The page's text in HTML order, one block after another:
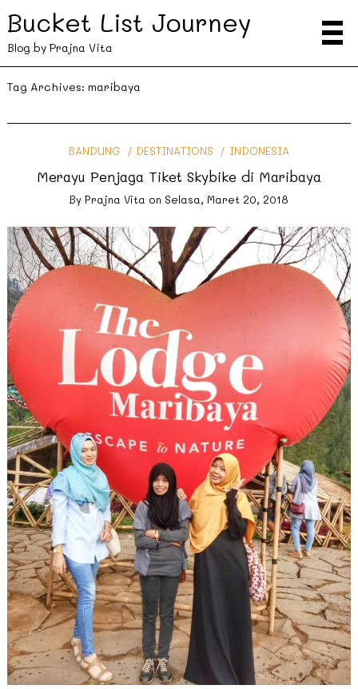
Bucket List Journey
Blog by Prajna Vita
Tag Archives: maribaya
BANDUNG DESTINATIONS INDONESIA
Merayu Penjaga Tiket Skybike di Maribaya
By Prajna Vita on Selasa, Maret 20, 2018